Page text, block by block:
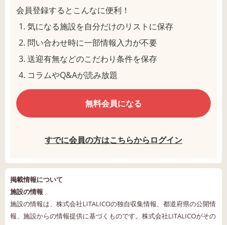
会員登録するとこんなに便利！
気になる施設を自分だけのリストに保存
問い合わせ時に一部情報入力が不要
送迎有無などのこだわり条件を保存
コラムやQ&Aが読み放題
無料会員になる
すでに会員の方はこちらからログイン
掲載情報について
施設の情報
施設の情報は、株式会社LITALICOの独自収集情報、都道府県の公開情
報、施設からの情報提供に基づくものです。株式会社LITALICOがその